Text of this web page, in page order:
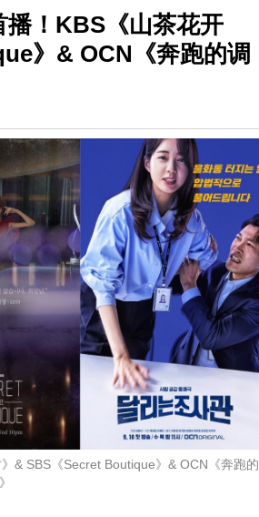
播！KBS《山茶花开
》& OCN《奔跑的调
& SBS《Secret Boutique》& OCN《奔跑的